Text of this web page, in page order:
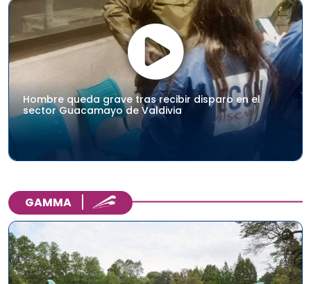
Hombre queda grave tras recibir disparo en el
sector Guacamayo de Valdivia
GAMMA